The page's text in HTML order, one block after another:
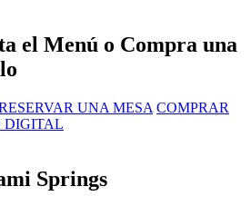
el Menú o Compra una
UNA MESA COMPRAR
DIGITAL
Springs